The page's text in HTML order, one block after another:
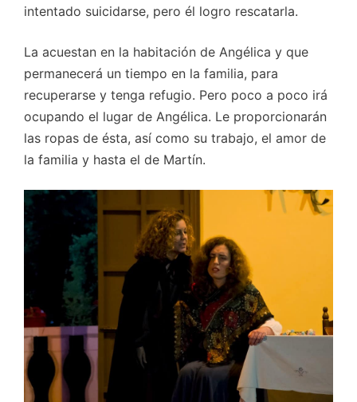
intentado suicidarse, pero él logro rescatarla.
La acuestan en la habitación de Angélica y que
permanecerá un tiempo en la familia, para
recuperarse y tenga refugio. Pero poco a poco irá
ocupando el lugar de Angélica. Le proporcionarán
las ropas de ésta, así como su trabajo, el amor de
la familia y hasta el de Martín.